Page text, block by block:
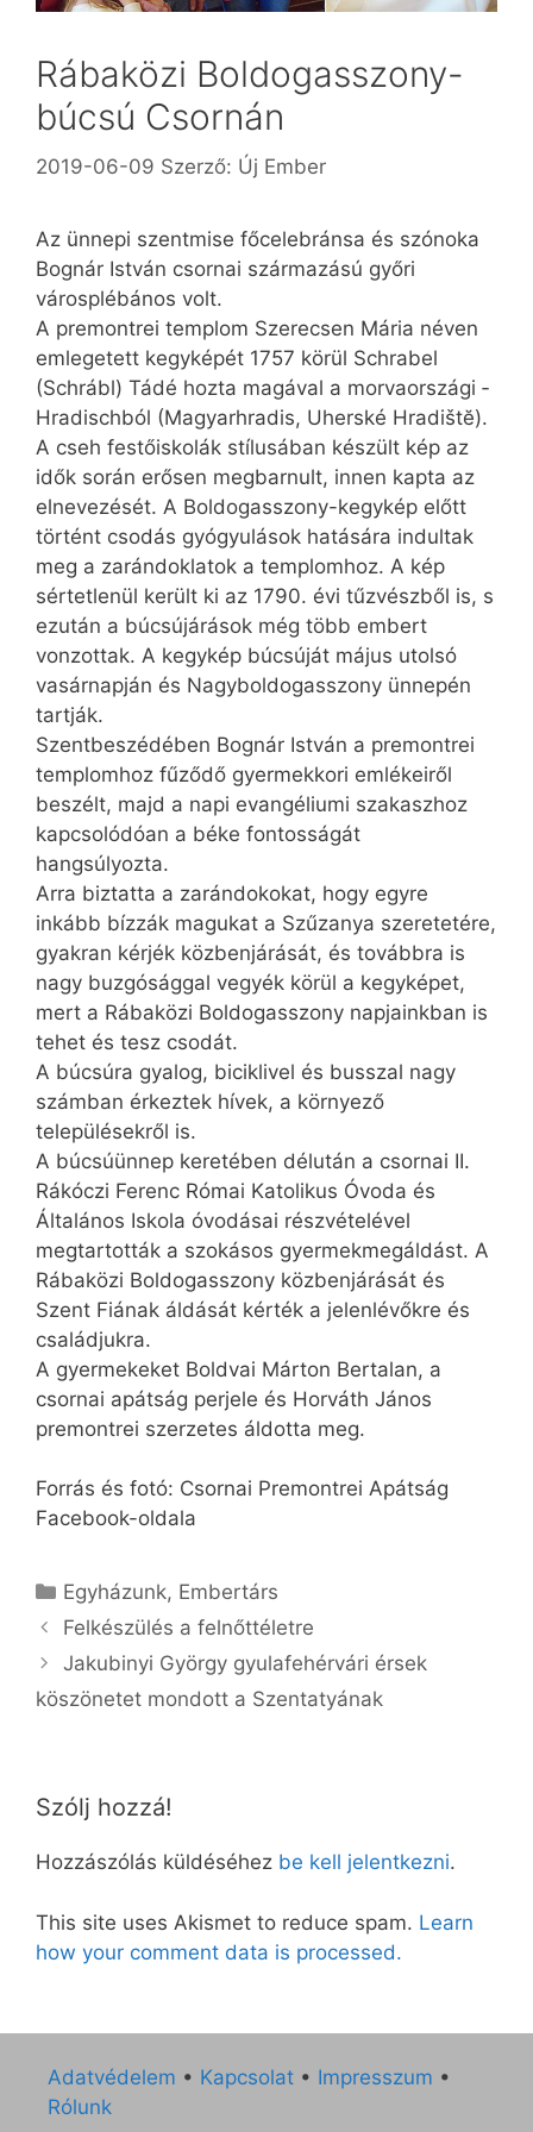
Rábaközi Boldogasszony-
búcsú Csornán
2019-06-09 Szerző: Új Ember
Az ünnepi szentmise főcelebránsa és szónoka
Bognár István csornai származású győri
városplébános volt.
A premontrei templom Szerecsen Mária néven
emlegetett kegyképét 1757 körül Schrabel
(Schrábl) Tádé hozta magával a morvaországi ­
Hradischból (Magyarhradis, Uhers­ké Hradištĕ).
A cseh festőiskolák stílusában készült kép az
idők során erősen megbarnult, innen kapta az
elnevezését. A Boldogasszony-kegykép előtt
történt csodás gyógyulások hatására indultak
meg a zarándoklatok a templomhoz. A kép
sértetlenül került ki az 1790. évi tűzvészből is, s
ezután a búcsújárások még több embert
vonzottak. A kegykép búcsúját május utolsó
vasárnapján és Nagyboldogasszony ünnepén
tartják.
Szentbeszédében Bognár István a premontrei
templomhoz fűződő gyermekkori emlékeiről
beszélt, majd a napi evangéliumi szakaszhoz
kapcsolódóan a béke fontosságát
hangsúlyozta.
Arra biztatta a zarándokokat, hogy egyre
inkább bízzák magukat a Szűzanya szeretetére,
gyakran kérjék közbenjárását, és továbbra is
nagy buzgósággal vegyék körül a kegyképet,
mert a Rábaközi Boldogasszony napjainkban is
tehet és tesz csodát.
A búcsúra gyalog, biciklivel és busszal nagy
számban érkeztek hívek, a környező
településekről is.
A búcsúünnep keretében délután a csornai II.
Rákóczi Ferenc Római Katolikus Óvoda és
Általános Iskola óvodásai részvételével
megtartották a szokásos gyermekmegáldást. A
Rábaközi Boldogasszony közbenjárását és
Szent Fiának áldását kérték a jelenlévőkre és
családjukra.
A gyermekeket Boldvai Márton Bertalan, a
csornai apátság perjele és Horváth János
premontrei szerzetes áldotta meg.
Forrás és fotó: Csornai Premontrei Apátság
Facebook-oldala
Kategória
Egyházunk, Embertárs
Felkészülés a felnőttéletre
Jakubinyi György gyulafehérvári érsek
köszönetet mondott a Szentatyának
Szólj hozzá!
Hozzászólás küldéséhez be kell jelentkezni.
This site uses Akismet to reduce spam. Learn
how your comment data is processed.
Adatvédelem • Kapcsolat • Impresszum •
Rólunk